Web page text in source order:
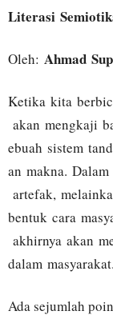
Literasi
Oleh: Ahmad
Ketika kita
akan mengkaji
ebuah sistem
an makna.
artefak,
bentuk cara
akhirnya akan
dalam masyarakat.
Ada sejumlah